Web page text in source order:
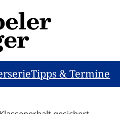
Tipps & Termine